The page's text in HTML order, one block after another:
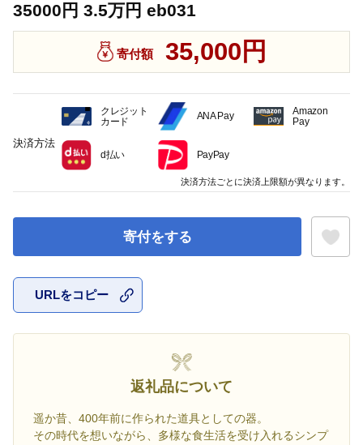
35000円 3.5万円 eb031
寄付額 35,000円
寄付をする
URLをコピー
返礼品について
遥か昔、400年前に作られた道具としての器。
その時代を想いながら、多様な食生活を受け入れるシンプ
決済方法
クレジット
カード
ANA Pay
Amazon
Pay
d払い PayPay
決済方法ごとに決済上限額が異なります。